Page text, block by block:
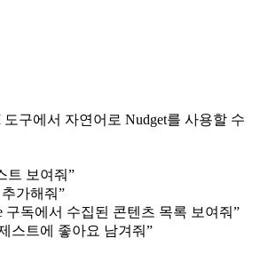
구에서 자연어로 Nudget를 사용할 수
트 보여줘”
가해줘”
구독에서 수집된 콘텐츠 목록 보여줘”
스트에 좋아요 남겨줘”